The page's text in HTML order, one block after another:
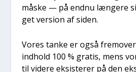
måske — på end­nu læn­ge­re
get ver­sion af siden.
Vores tan­ke er også
ind­hold 100 % gra­tis, mens
til vide­re eksi­ste­rer på den